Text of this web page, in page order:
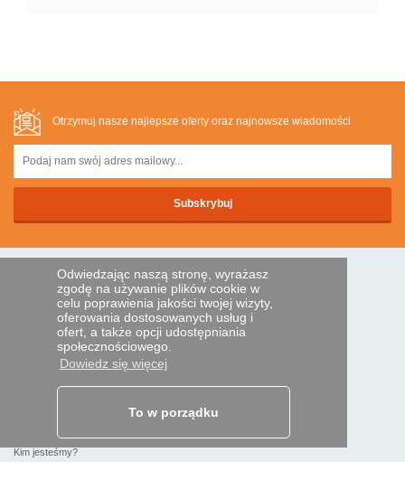
Odwiedzając naszą stronę, wyrażasz
zgodę na używanie plików cookie w
celu poprawienia jakości twojej wizyty,
oferowania dostosowanych usług i
ofert, a także opcji udostępniania
społecznościowego.
Dowiedz się więcej
To w porządku
Otrzymuj nasze najlepsze oferty oraz najnowsze wiadomości
BEZPIECZNA PLATNOSC
Przelewem
POMOC I USŁUGI
Śledź swoje zamówienie
Kim jesteśmy?